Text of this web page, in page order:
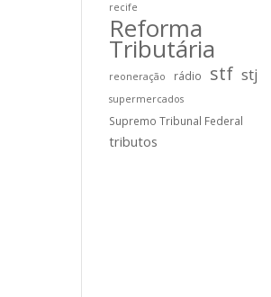
recife
Reforma
Tributária
reoneração rádio stf stj
supermercados
Supremo Tribunal Federal
tributos